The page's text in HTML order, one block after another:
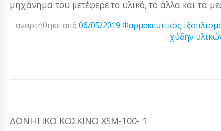
μηχάνημα του μετέφερε το υλικό, το άλλα και τα
αναρτήθηκε από 06/05/2019 Φαρμακευτικός
χύδην
ΔΟΝΗΤΙΚΌ ΚΌΣΚΙΝΟ XSM-100- 1